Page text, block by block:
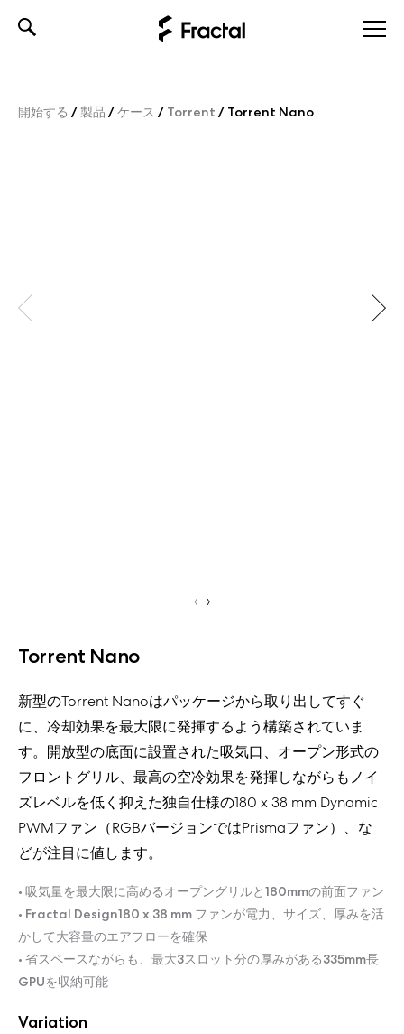
開始する /製品 /ケース / Torrent / Torrent Nano
‹ ›
Torrent Nano
新型のTorrent Nanoはパッケージから取り出してすぐ
に、冷却効果を最大限に発揮するよう構築されていま
す。開放型の底面に設置された吸気口、オープン形式の
フロントグリル、最高の空冷効果を発揮しながらもノイ
ズレベルを低く抑えた独自仕様の180 x 38 mm Dynamic
PWMファン（RGBバージョンではPrismaファン）、な
どが注目に値します。
• 吸気量を最大限に高めるオープングリルと180mmの前面ファン
• Fractal Design180 x 38 mm ファンが電力、サイズ、厚みを活
かして大容量のエアフローを確保
• 省スペースながらも、最大3スロット分の厚みがある335mm長
GPUを収納可能
Variation